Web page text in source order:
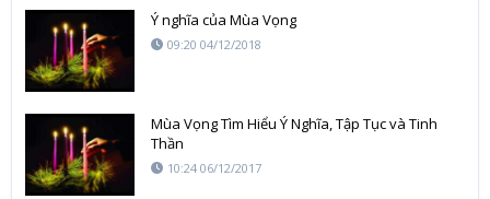
Ý nghĩa của Mùa Vọng
09:20 04/12/2018
Mùa Vọng Tìm Hiểu Ý Nghĩa, Tập Tục và Tinh
Thần
10:24 06/12/2017